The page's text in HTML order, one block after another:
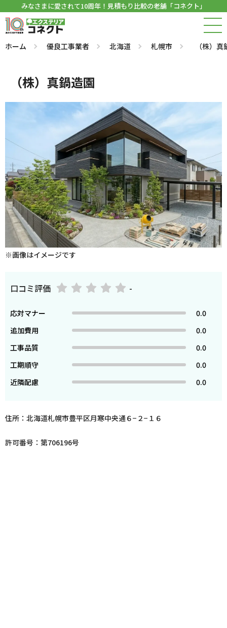
みなさまに愛されて10周年！見積もり比較の老舗「コネクト」
ホーム 優良工事業者 北海道 札幌市 （株）
（株）真鍋造園
※画像はイメージです
口コミ評価 -
応対マナー
0.0
追加費用
0.0
工事品質
0.0
工期順守
0.0
近隣配慮
0.0
住所：北海道札幌市豊平区月寒中央通６−２−１６
許可番号：第706196号